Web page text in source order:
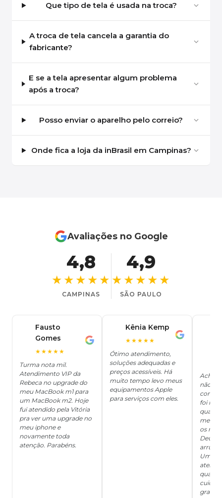
Que tipo de tela é usada na troca?
A troca de tela cancela a garantia do
fabricante?
E se a tela apresentar algum problema
após a troca?
Posso enviar o aparelho pelo correio?
Onde fica a loja da inBrasil em Campinas?
Avaliações no Google
4,8
★★★★★
CAMPINAS
4,9
★★★★★
SÃO PAULO
Fausto
Gomes
★★★★★
Turma nota mil.
Atendimento VIP da
Rebeca no upgrade do
meu MacBook m1 para
um MacBook m2. Hoje
fui atendido pela Vitória
pra ver uma upgrade no
meu iphone e
novamente toda
atenção. Parabéns.
Kênia Kemp
★★★★★
Ótimo atendimento,
soluções adequadas e
preços acessíveis. Há
muito tempo levo meus
equipamentos Apple
para serviços com eles.
Achei
não
foi
me
os
Deus,
Um
grata!!!